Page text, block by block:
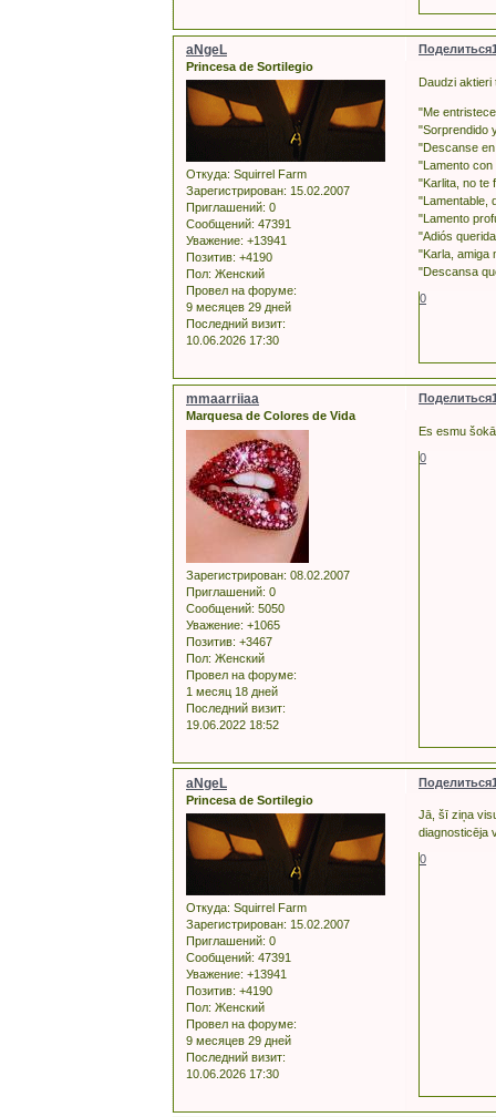
Поделиться
aNgeL
Princesa de Sortilegio
Откуда: Squirrel Farm
Зарегистрирован: 15.02.2007
Приглашений: 0
Сообщений: 47391
Уважение: +13941
Позитив: +4190
Пол: Женский
Провел на форуме:
9 месяцев 29 дней
Последний визит:
10.06.2026 17:30
Daudzi aktieri
"Me
"Sorprendido
"Descanse
"Lamento
"Karlita, no te
"Lamentable,
"Lamento
"Adiós
"Karla, amiga
"Descansa
0
Поделиться
mmaarriiaa
Marquesa de Colores de Vida
Зарегистрирован: 08.02.2007
Приглашений: 0
Сообщений: 5050
Уважение: +1065
Позитив: +3467
Пол: Женский
Провел на форуме:
1 месяц 18 дней
Последний визит:
19.06.2022 18:52
Es esmu
0
Поделиться
aNgeL
Princesa de Sortilegio
Откуда: Squirrel Farm
Зарегистрирован: 15.02.2007
Приглашений: 0
Сообщений: 47391
Уважение: +13941
Позитив: +4190
Пол: Женский
Провел на форуме:
9 месяцев 29 дней
Последний визит:
10.06.2026 17:30
Jā, šī ziņa
diagnosticēja
0